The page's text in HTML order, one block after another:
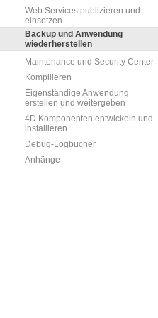
Web Services publizieren und
einsetzen
Backup und Anwendung
wiederherstellen
Maintenance und Security Center
Kompilieren
Eigenständige Anwendung
erstellen und weitergeben
4D Komponenten entwickeln und
installieren
Debug-Logbücher
Anhänge